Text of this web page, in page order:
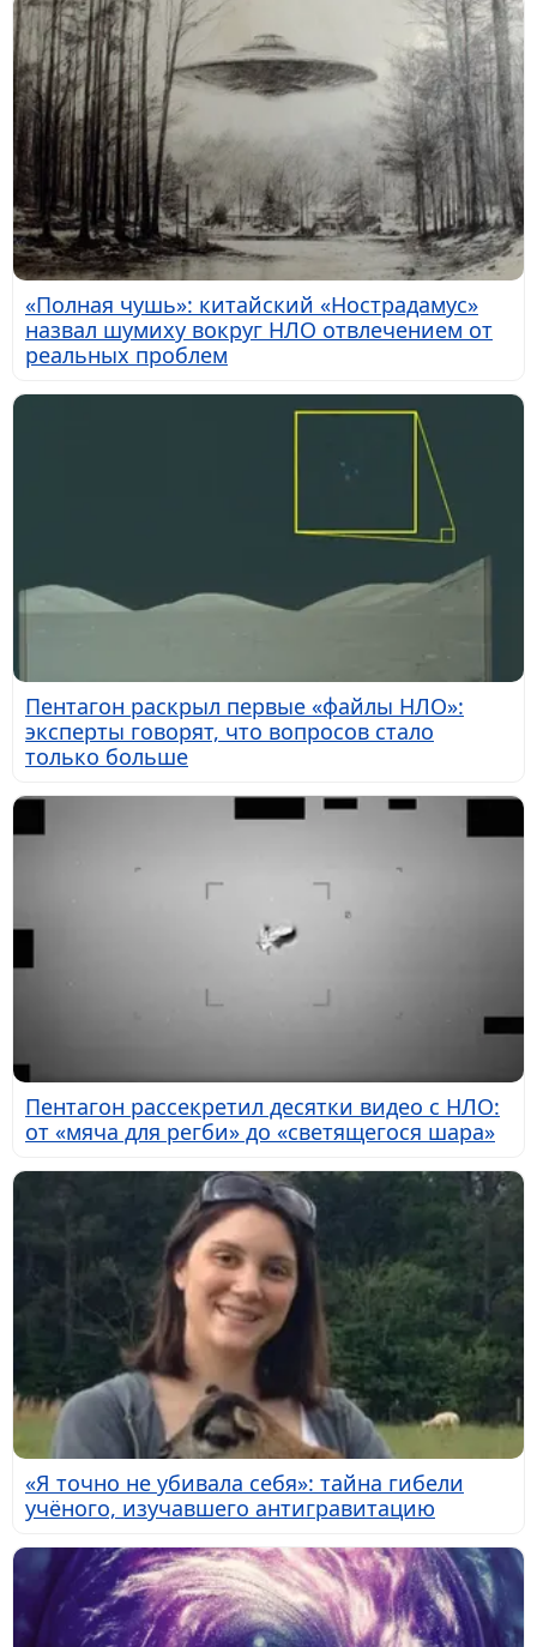
«Полная чушь»: китайский «Нострадамус»
назвал шумиху вокруг НЛО отвлечением от
реальных проблем
Пентагон раскрыл первые «файлы НЛО»:
эксперты говорят, что вопросов стало
только больше
Пентагон рассекретил десятки видео с НЛО:
от «мяча для регби» до «светящегося шара»
«Я точно не убивала себя»: тайна гибели
учёного, изучавшего антигравитацию